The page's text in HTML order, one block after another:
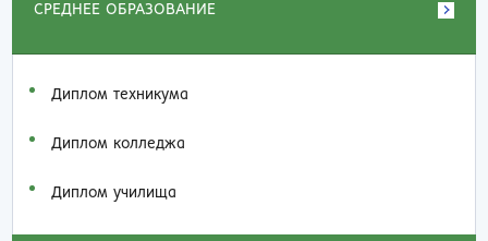
СРЕДНЕЕ ОБРАЗОВАНИЕ
Диплом техникума
Диплом колледжа
Диплом училища